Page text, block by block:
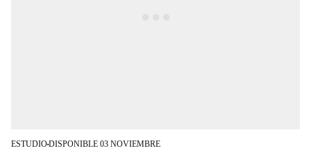
ESTUDIO■DISPONIBLE 03 NOVIEMBRE